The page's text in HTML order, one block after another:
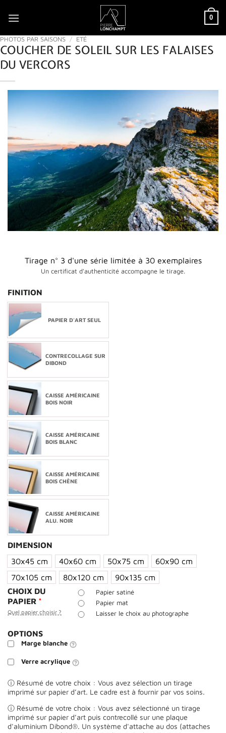
0
PHOTOS PAR SAISONS / ETÉ
COUCHER DE SOLEIL SUR LES FALAISES
DU VERCORS
Tirage n° 3 d'une série limitée à 30 exemplaires
Un certificat d'authenticité accompagne le tirage.
FINITION
PAPIER D'ART SEUL
CONTRECOLLAGE SUR
DIBOND
CAISSE AMÉRICAINE
BOIS NOIR
CAISSE AMÉRICAINE
BOIS BLANC
CAISSE AMÉRICAINE
BOIS CHÊNE
CAISSE AMÉRICAINE
ALU. NOIR
DIMENSION
30x45 cm
40x60 cm 50x75 cm
60x90 cm
70x105 cm
80x120 cm
90x135 cm
CHOIX DU
PAPIER *
Quel papier choisir ?
Papier satiné
Papier mat
Laisser le choix au photographe
OPTIONS
Marge blanche
Verre acrylique
ⓘ Résumé de votre choix : Vous avez sélection un tirage
imprimé sur papier d’art. Le cadre est à fournir par vos soins.
ⓘ Résumé de votre choix : Vous avez sélectionné un tirage
imprimé sur papier d’art puis contrecollé sur une plaque
d'aluminium Dibond®. Un système d'attache au dos (attaches